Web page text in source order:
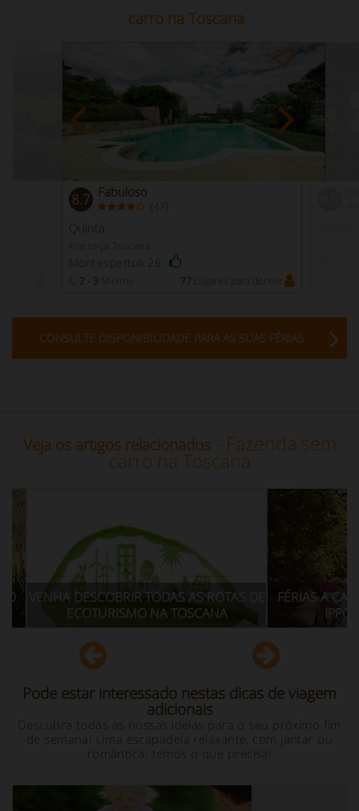
carro na Toscana
8.7 Fabuloso
( 47 )
Quinta
Florença Toscana
Montespertoli 26
2 - 3 Mínimo 77 Lugares para dormir
CONSULTE DISPONIBILIDADE PARA AS SUAS FÉRIAS
Veja os artigos relacionados- Fazenda sem
carro na Toscana
AS ROTAS DE
FÉRIAS A CAVALO EM FARMHOUSE: O
IPPOVIE NA TOSCANA
Pode estar interessado nestas dicas de viagem
adicionais
Descubra todas as nossas ideias para o seu próximo fim
de semana! Uma escapadela relaxante, com jantar ou
romântica: temos o que precisa!